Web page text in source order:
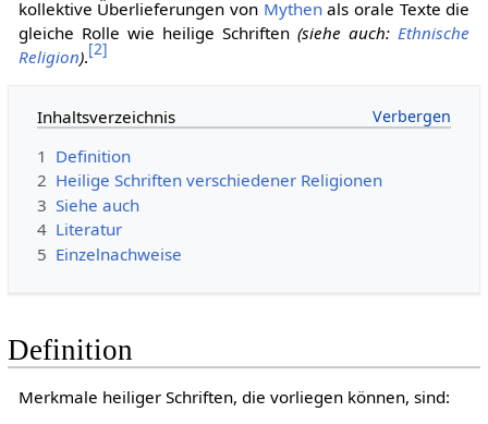
kollektive Überlieferungen von Mythenals orale Texte die
gleiche Rolle wie heilige Schriften(siehe auch:Ethnische
Religion).[2]
Inhaltsverzeichnis
1 Definition
2 Heilige Schriften verschiedener Religionen
3 Siehe auch
4 Literatur
5 Einzelnachweise
Definition
Merkmale heiliger Schriften, die vorliegen können, sind: